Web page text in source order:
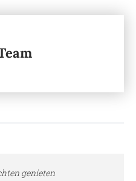
genieten